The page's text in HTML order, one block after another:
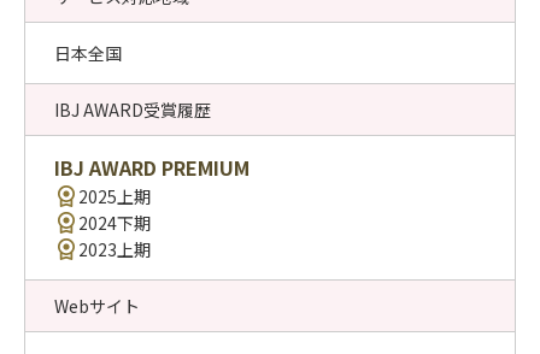
日本全国
IBJ AWARD受賞履歴
IBJ AWARD PREMIUM
2025上期
2024下期
2023上期
Webサイト